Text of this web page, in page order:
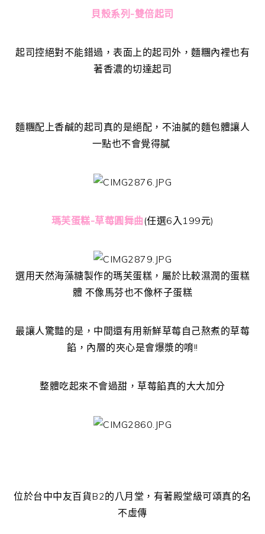
貝殼系列-雙倍起司
起司控絕對不能錯過，表面上的起司外，麵糰內裡也有
著香濃的切達起司
麵糰配上香鹹的起司真的是絕配，不油膩的麵包體讓人
一點也不會覺得膩
瑪芙蛋糕-草莓圓舞曲 (任選6入199元)
選用天然海藻糖製作的瑪芙蛋糕，屬於比較濕潤的蛋糕
體 不像馬芬也不像杯子蛋糕
最讓人驚豔的是，中間還有用新鮮草莓自己熬煮的草莓
餡，內層的夾心是會爆漿的唷!!
整體吃起來不會過甜，草莓餡真的大大加分
位於台中中友百貨B2的八月堂，有著殿堂級可頌真的名
不虛傳